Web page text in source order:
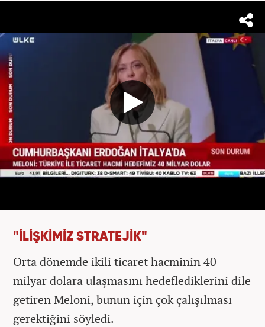
"İLİŞKİMİZ STRATEJİK"
Orta dönemde ikili ticaret hacminin 40
milyar dolara ulaşmasını hedeflediklerini dile
getiren Meloni, bunun için çok çalışılması
gerektiğini söyledi.